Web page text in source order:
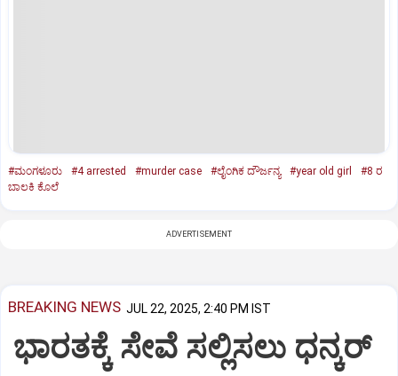
#ಮಂಗಳೂರು #4 arrested #murder case #ಲೈಂಗಿಕ ದೌರ್ಜನ್ಯ #year old girl
#8 ರ
ಬಾಲಕಿ ಕೊಲೆ
ADVERTISEMENT
BREAKING NEWS JUL 22, 2025, 2:40 PM IST
ಭಾರತಕ್ಕೆ ಸೇವೆ ಸಲ್ಲಿಸಲು ಧನ್ಕರ್‌